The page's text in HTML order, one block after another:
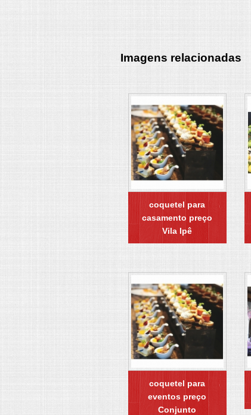
Imagens relacionadas
coquetel para
casamento preço
Vila Ipê
coquetel para
eventos preço
Conjunto